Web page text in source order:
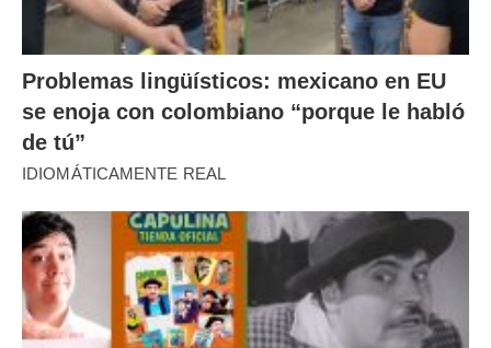
Problemas lingüísticos: mexicano en EU
se enoja con colombiano “porque le habló
de tú”
IDIOMÁTICAMENTE REAL